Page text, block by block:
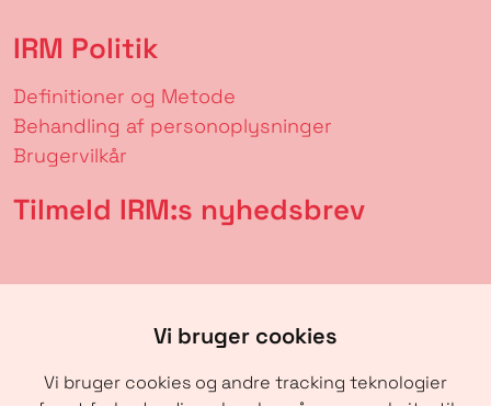
Vi bruger cookies
Vi bruger cookies og andre tracking teknologier
IRM Politik
Definitioner og Metode
Behandling af personoplysninger
Brugervilkår
Tilmeld IRM:s nyhedsbrev